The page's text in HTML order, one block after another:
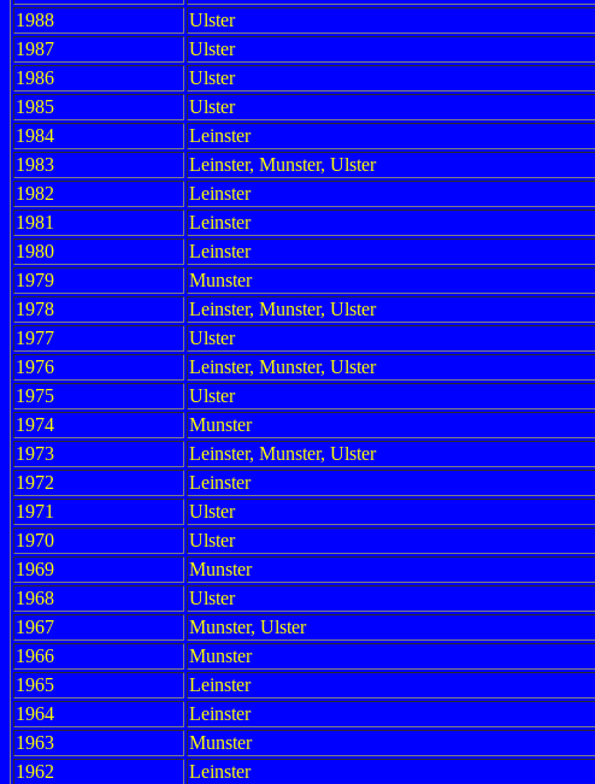
1988
Ulster
1987
Ulster
1986
Ulster
1985
Ulster
1984
Leinster
1983
Leinster, Munster, Ulster
1982
Leinster
1981
Leinster
1980
Leinster
1979
Munster
1978
Leinster, Munster, Ulster
1977
Ulster
1976
Leinster, Munster, Ulster
1975
Ulster
1974
Munster
1973
Leinster, Munster, Ulster
1972
Leinster
1971
Ulster
1970
Ulster
1969
Munster
1968
Ulster
1967
Munster, Ulster
1966
Munster
1965
Leinster
1964
Leinster
1963
Munster
1962
Leinster